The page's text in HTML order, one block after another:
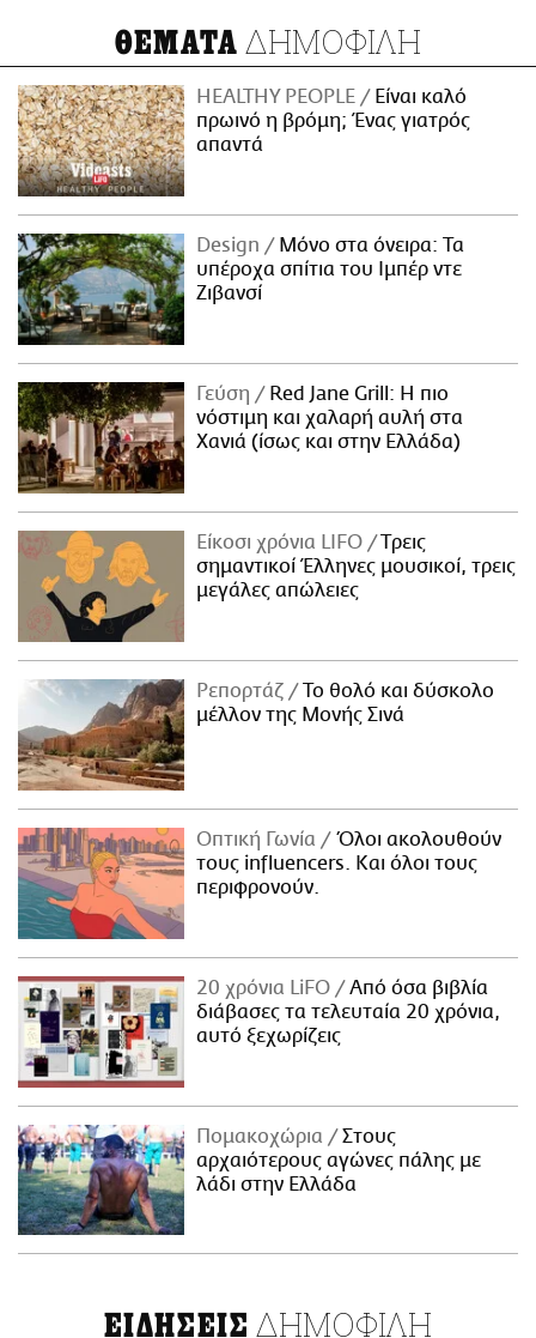
ΘΕΜΑΤΑ ΔΗΜΟΦΙΛΗ
HEALTHY PEOPLE
Είναι καλό
πρωινό η βρόμη; Ένας γιατρός
απαντά
Design
Μόνο στα όνειρα: Τα
υπέροχα σπίτια του Ιμπέρ ντε
Ζιβανσί
Γεύση
Red Jane Grill: Η πιο
νόστιμη και χαλαρή αυλή στα
Χανιά (ίσως και στην Ελλάδα)
Είκοσι χρόνια LIFO
Tρεις
σημαντικοί Έλληνες μουσικοί, τρεις
μεγάλες απώλειες
Ρεπορτάζ
Το θολό και δύσκολο
μέλλον της Μονής Σινά
Οπτική Γωνία
Όλοι ακολουθούν
τους influencers. Και όλοι τους
περιφρονούν.
20 χρόνια LiFO
Από όσα βιβλία
διάβασες τα τελευταία 20 χρόνια,
αυτό ξεχωρίζεις
Πομακοχώρια
Στους
αρχαιότερους αγώνες πάλης με
λάδι στην Ελλάδα
ΕΙΔΗΣΕΙΣ ΔΗΜΟΦΙΛΗ